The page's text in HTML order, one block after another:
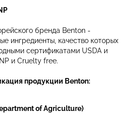
бренда Benton -
ингредиенты, качество которых
сертификатами USDA и
и Cruelty free.
продукции Benton:
of Agriculture)